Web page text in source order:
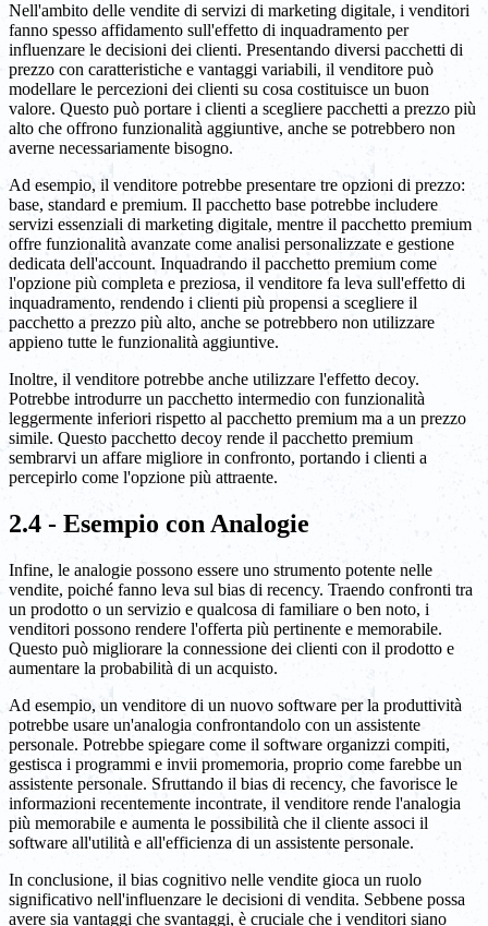
Nell'ambito delle vendite di servizi di marketing digitale, i venditori
fanno spesso affidamento sull'effetto di inquadramento per
influenzare le decisioni dei clienti. Presentando diversi pacchetti di
prezzo con caratteristiche e vantaggi variabili, il venditore può
modellare le percezioni dei clienti su cosa costituisce un buon
valore. Questo può portare i clienti a scegliere pacchetti a prezzo più
alto che offrono funzionalità aggiuntive, anche se potrebbero non
averne necessariamente bisogno.
Ad esempio, il venditore potrebbe presentare tre opzioni di prezzo:
base, standard e premium. Il pacchetto base potrebbe includere
servizi essenziali di marketing digitale, mentre il pacchetto premium
offre funzionalità avanzate come analisi personalizzate e gestione
dedicata dell'account. Inquadrando il pacchetto premium come
l'opzione più completa e preziosa, il venditore fa leva sull'effetto di
inquadramento, rendendo i clienti più propensi a scegliere il
pacchetto a prezzo più alto, anche se potrebbero non utilizzare
appieno tutte le funzionalità aggiuntive.
Inoltre, il venditore potrebbe anche utilizzare l'effetto decoy.
Potrebbe introdurre un pacchetto intermedio con funzionalità
leggermente inferiori rispetto al pacchetto premium ma a un prezzo
simile. Questo pacchetto decoy rende il pacchetto premium
sembrarvi un affare migliore in confronto, portando i clienti a
percepirlo come l'opzione più attraente.
2.4 - Esempio con Analogie
Infine, le analogie possono essere uno strumento potente nelle
vendite, poiché fanno leva sul bias di recency. Traendo confronti tra
un prodotto o un servizio e qualcosa di familiare o ben noto, i
venditori possono rendere l'offerta più pertinente e memorabile.
Questo può migliorare la connessione dei clienti con il prodotto e
aumentare la probabilità di un acquisto.
Ad esempio, un venditore di un nuovo software per la produttività
potrebbe usare un'analogia confrontandolo con un assistente
personale. Potrebbe spiegare come il software organizzi compiti,
gestisca i programmi e invii promemoria, proprio come farebbe un
assistente personale. Sfruttando il bias di recency, che favorisce le
informazioni recentemente incontrate, il venditore rende l'analogia
più memorabile e aumenta le possibilità che il cliente associ il
software all'utilità e all'efficienza di un assistente personale.
In conclusione, il bias cognitivo nelle vendite gioca un ruolo
significativo nell'influenzare le decisioni di vendita. Sebbene possa
avere sia vantaggi che svantaggi, è cruciale che i venditori siano